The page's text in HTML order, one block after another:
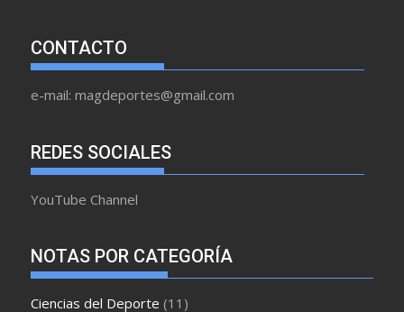
CONTACTO
e-mail: magdeportes@gmail.com
REDES SOCIALES
YouTube Channel
NOTAS POR CATEGORÍA
Ciencias del Deporte (11)